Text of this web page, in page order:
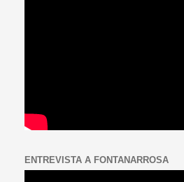
ENTREVISTA A FONTANARROSA